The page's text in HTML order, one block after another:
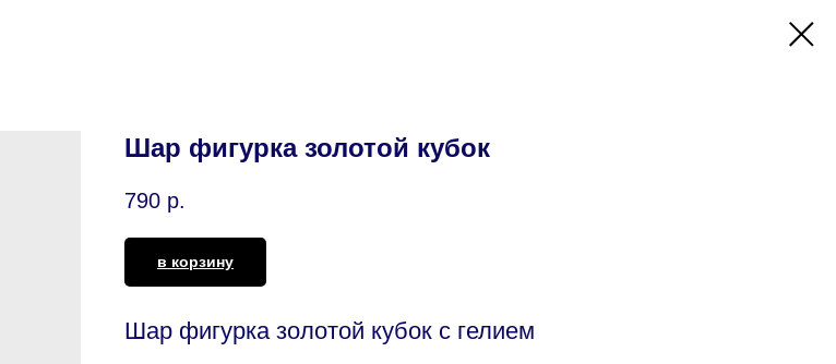
Шар фигурка золотой кубок
790 р.
в корзину
Шар фигурка золотой кубок с гелием